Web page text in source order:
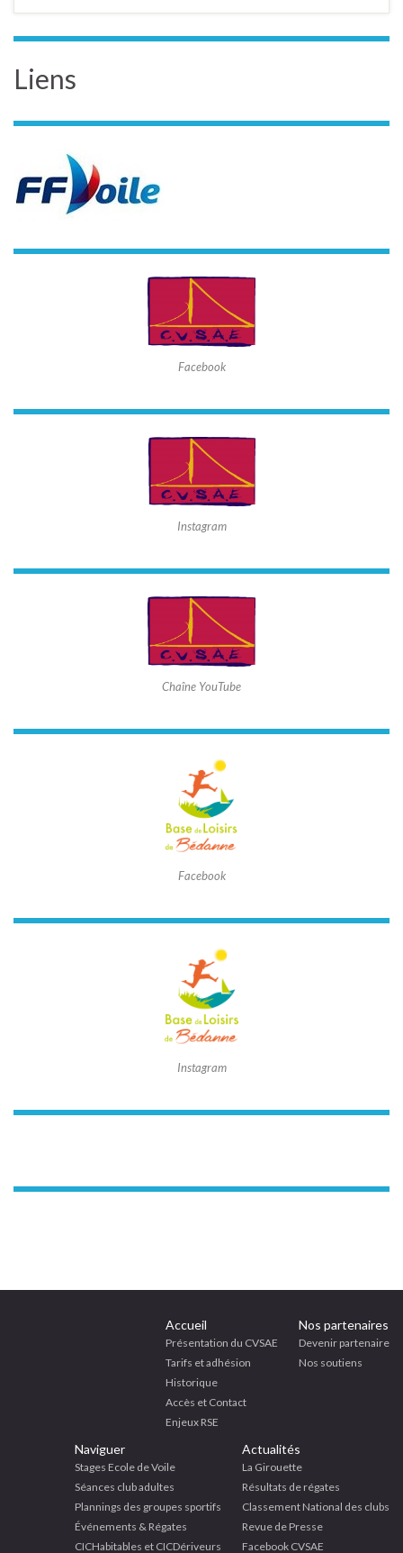
Liens
Facebook
Instagram
Chaîne YouTube
Facebook
Instagram
Accueil
Présentation du CVSAE
Tarifs et adhésion
Historique
Accès et Contact
Enjeux RSE
Nos partenaires
Devenir partenaire
Nos soutiens
Naviguer
Stages Ecole de Voile
Séances club adultes
Plannings des groupes sportifs
Événements & Régates
CICHabitables et CICDériveurs
Actualités
La Girouette
Résultats de régates
Classement National des clubs
Revue de Presse
Facebook CVSAE